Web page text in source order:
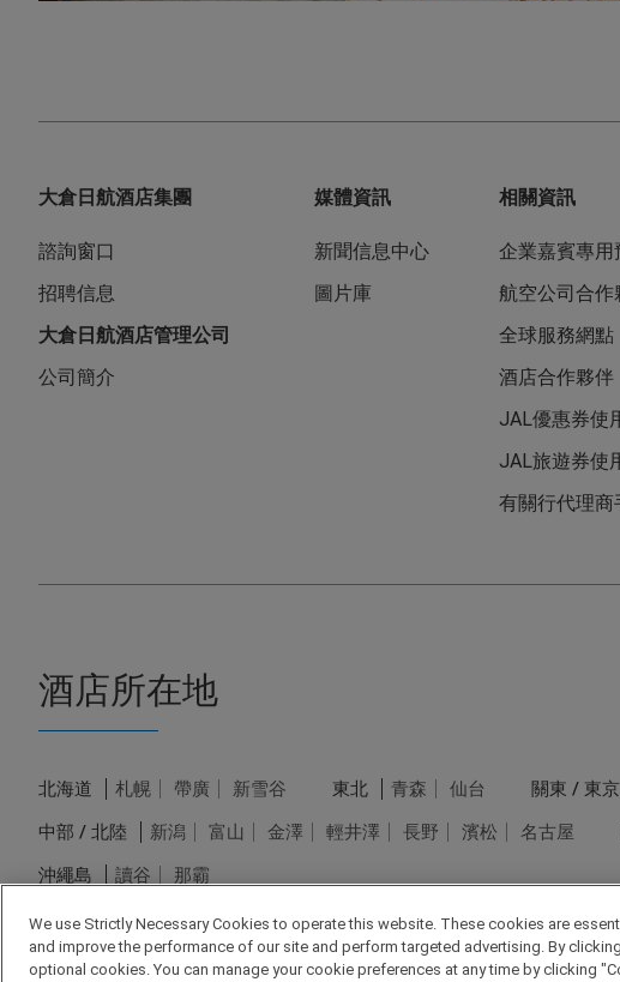
大倉日航酒店集團
諮詢窗口
招聘信息
大倉日航酒店管理公司
公司簡介
媒體資訊
新聞信息中心
圖片庫
相關資訊
企業嘉賓專用
航空公司合作
全球服務網點
酒店合作夥伴
JAL優惠券使
JAL旅遊券使
有關行代理商
酒店所在地
北海道 札幌 帶廣 新雪谷 東北 青森 仙台 關東 / 東京
中部 / 北陸
新潟 富山 金澤 輕井澤 長野 濱松 名古屋
沖繩島
讀谷 那霸
We use Strictly Necessary Cookies to operate this website. These cookies are
and improve the performance of our site and perform targeted advertising. By
optional cookies. You can manage your cookie preferences at any time by clicking